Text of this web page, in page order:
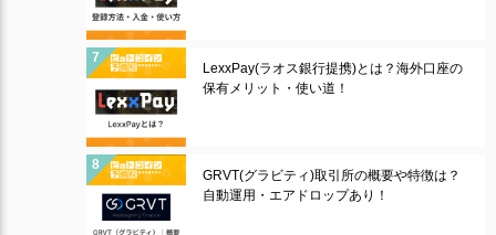
LexxPay(ラオス銀行提携)とは？海外口座の
保有メリット・使い道！
GRVT(グラビティ)取引所の概要や特徴は？
自動運用・エアドロップあり！